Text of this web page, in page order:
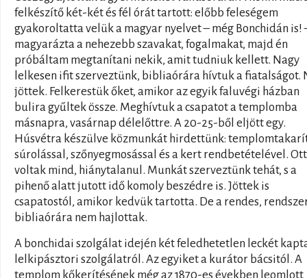
felkészítő két-két és fél órát tartott: előbb feleségem
gyakoroltatta velük a magyar nyelvet – még Bonchidán is!
magyarázta a nehezebb szavakat, fogalmakat, majd én
próbáltam megtanítani nekik, amit tudniuk kellett. Nagy
lelkesen ifit szerveztünk, bibliaórára hívtuk a fiatalságot.
jöttek. Felkerestük őket, amikor az egyik faluvégi házban
bulira gyűltek össze. Meghívtuk a csapatot a templomba
másnapra, vasárnap délelőttre. A 20-25-ből eljött egy.
Húsvétra készülve közmunkát hirdettünk:
súrolással, szőnyegmosással és a kert rendbetételével. Ott
voltak mind, hiánytalanul. Munkát szerveztünk tehát, s a
pihenő alatt jutott idő komoly beszédre is. Jöttek is
csapatostól, amikor kedvük tartotta. De a rendes,
bibliaórára nem hajlottak.
A bonchidai szolgálat idején két feledhetetlen leckét
lelkipásztori szolgálatról. Az egyiket a kurátor bácsitól. A
templom kőkerítésének még az 1870-es években leomlott